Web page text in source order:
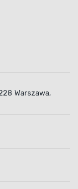
Warszawa,